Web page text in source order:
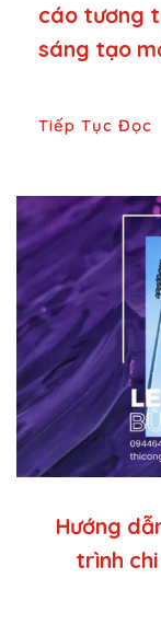
cáo tương
sáng tạo
Tiếp Tục Đọc
Hướng
trình